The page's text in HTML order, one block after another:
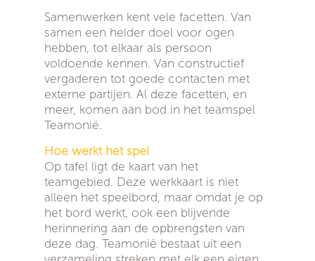
Samenwerken kent vele facetten. Van
samen een helder doel voor ogen
hebben, tot elkaar als persoon
voldoende kennen. Van constructief
vergaderen tot goede contacten met
externe partijen. Al deze facetten, en
meer, komen aan bod in het teamspel
Teamonië.
Hoe werkt het spel
Op tafel ligt de kaart van het
teamgebied. Deze werkkaart is niet
alleen het speelbord, maar omdat je op
het bord werkt, ook een blijvende
herinnering aan de opbrengsten van
deze dag. Teamonië bestaat uit een